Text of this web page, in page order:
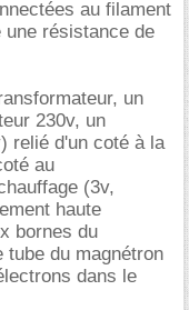
au filament
une résistance de
un
230v, un
relié d'un coté à la
au
(3v,
haute
bornes du
tube du magnétron
dans le